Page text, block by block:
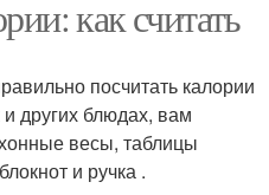
как считать
посчитать калории
других блюдах, вам
весы, таблицы
и ручка .